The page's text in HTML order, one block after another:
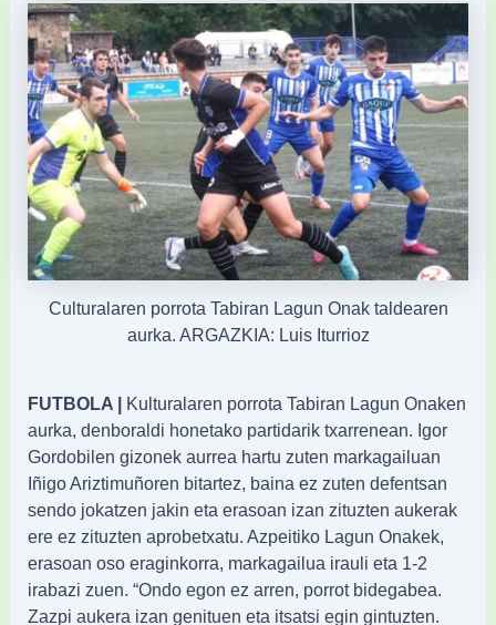
Culturalaren porrota Tabiran Lagun Onak taldearen
aurka. ARGAZKIA: Luis Iturrioz
FUTBOLA | Kulturalaren porrota Tabiran Lagun Onaken
aurka, denboraldi honetako partidarik txarrenean. Igor
Gordobilen gizonek aurrea hartu zuten markagailuan
Iñigo Ariztimuñoren bitartez, baina ez zuten defentsan
sendo jokatzen jakin eta erasoan izan zituzten aukerak
ere ez zituzten aprobetxatu. Azpeitiko Lagun Onakek,
erasoan oso eraginkorra, markagailua irauli eta 1-2
irabazi zuen. “Ondo egon ez arren, porrot bidegabea.
Zazpi aukera izan genituen eta itsatsi egin gintuzten.